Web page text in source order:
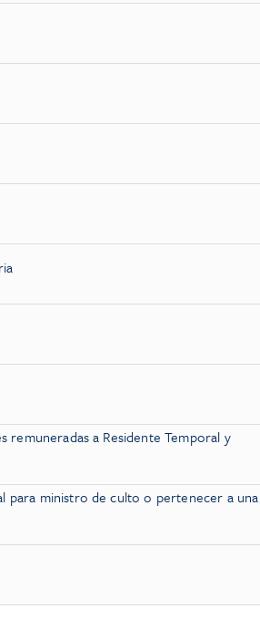
remuneradas a Residente Temporal y
para ministro de culto o pertenecer a una